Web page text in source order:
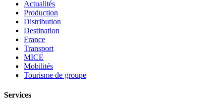
Actualités
Production
Distribution
Destination
France
Transport
MICE
Mobilités
Tourisme de groupe
Services